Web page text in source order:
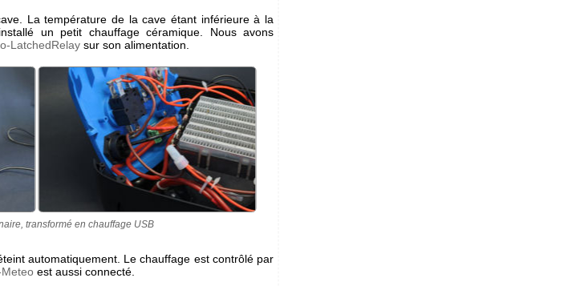
La température de la cave étant inférieure à la
un petit chauffage céramique. Nous avons
LatchedRelay sur son alimentation.
transformé en chauffage USB
automatiquement. Le chauffage est contrôlé par
est aussi connecté.